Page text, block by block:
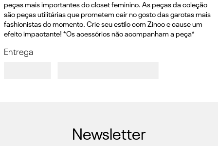
peças mais importantes do closet feminino. As peças da coleção
são peças utilitárias que prometem cair no gosto das garotas mais
fashionistas do momento. Crie seu estilo com Zinco e cause um
efeito impactante! *Os acessórios não acompanham a peça*
Entrega
Newsletter